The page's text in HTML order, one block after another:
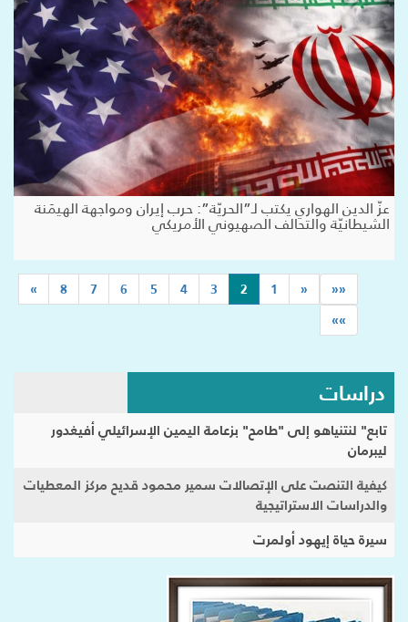
عزّ الدين الهواري يكتب لـ”الحريّة”: حرب إيران ومواجهة الهيمَنة
الشيطانيّة والتحالف الصهيوني الأمريكي
««
«
1
2
(current)
3
4
5
6
7
8
»
»»
دراسات
تابع" لنتنياهو إلى "طامح" بزعامة اليمين الإسرائيلي أفيغدور
ليبرمان
كيفية التنصت على الإتصالات سمير محمود قديح مركز المعطيات
والدراسات الاستراتيجية
سيرة حياة إيهود أولمرت